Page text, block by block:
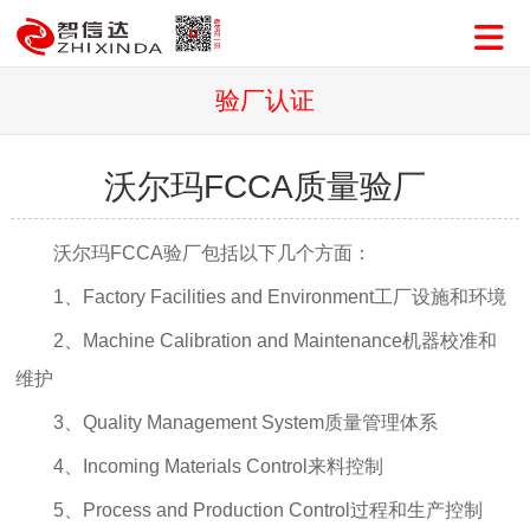
验厂认证
沃尔玛FCCA质量验厂
沃尔玛FCCA验厂包括以下几个方面：
1、Factory Facilities and Environment工厂设施和环境
2、Machine Calibration and Maintenance机器校准和
维护
3、Quality Management System质量管理体系
4、Incoming Materials Control来料控制
5、Process and Production Control过程和生产控制